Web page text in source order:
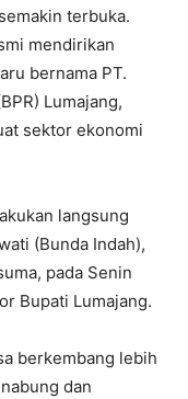
terbuka.
mendirikan
bernama PT.
Lumajang,
sektor ekonomi
langsung
(Bunda Indah),
pada Senin
Bupati Lumajang.
berkembang lebih
dan